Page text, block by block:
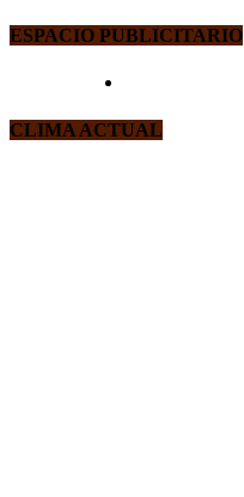
ESPACIO PUBLICITARIO
CLIMA ACTUAL